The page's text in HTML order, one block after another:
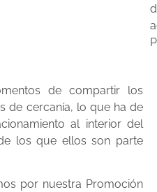
de compartir los
de cercanía, lo que ha de
al interior del
los que ellos son parte
por nuestra Promoción